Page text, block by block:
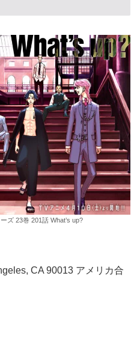
ズ 23巻 201話 What’s up?
CA 90013 アメリカ合